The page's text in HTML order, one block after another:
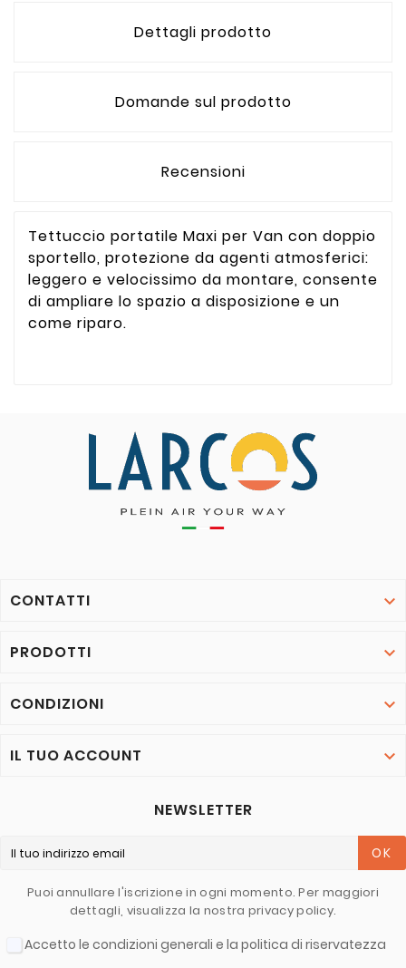
Dettagli prodotto
Domande sul prodotto
Recensioni
Tettuccio portatile Maxi per Van con doppio
sportello, protezione da agenti atmosferici:
leggero e velocissimo da montare, consente
di ampliare lo spazio a disposizione e un
come riparo.
CONTATTI 
PRODOTTI 
CONDIZIONI 
IL TUO ACCOUNT 
NEWSLETTER
OK
Puoi annullare l'iscrizione in ogni momento. Per maggiori
dettagli, visualizza la nostra privacy policy.
Accetto le condizioni generali e la politica di riservatezza